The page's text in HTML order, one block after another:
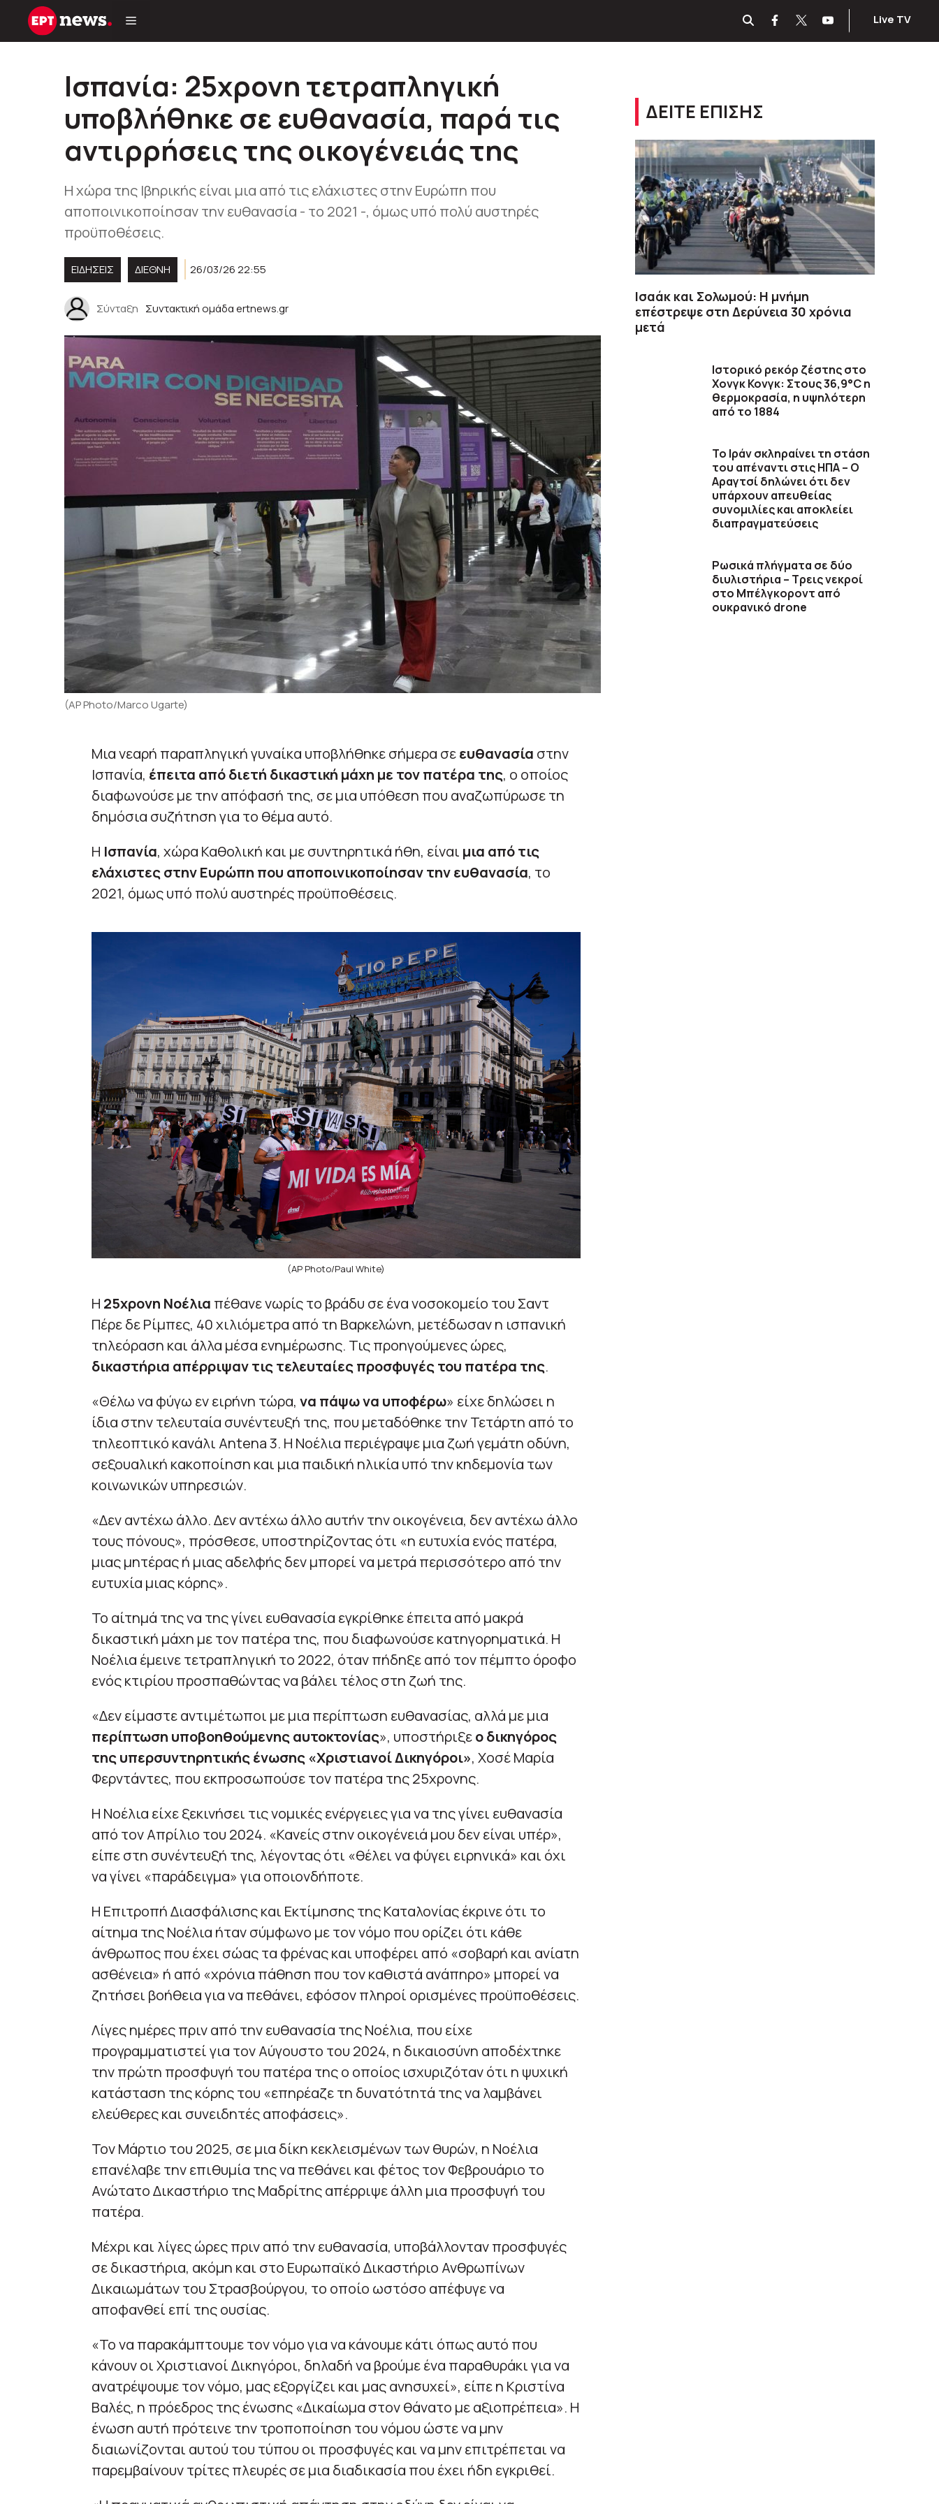
Μετάβαση
Live TV
Ισπανία: 25χρονη τετραπληγική
υποβλήθηκε σε ευθανασία, παρά τις
αντιρρήσεις της οικογένειάς της
Η χώρα της Ιβηρικής είναι μια από τις ελάχιστες στην Ευρώπη που
αποποινικοποίησαν την ευθανασία - το 2021 -, όμως υπό πολύ αυστηρές
προϋποθέσεις.
ΕΙΔΗΣΕΙΣ ΔΙΕΘΝΗ 26/03/26 22:55
Σύνταξη Συντακτική ομάδα ertnews.gr
(AP Photo/Marco Ugarte)
Μια νεαρή παραπληγική γυναίκα υποβλήθηκε σήμερα σεευθανασία στην
Ισπανία, έπειτα από διετή δικαστική μάχη με τον πατέρα της, ο οποίος
διαφωνούσε με την απόφασή της, σε μια υπόθεση που αναζωπύρωσε τη
δημόσια συζήτηση για το θέμα αυτό.
Η Ισπανία, χώρα Καθολική και με συντηρητικά ήθη, είναι μια από τις
ελάχιστες στην Ευρώπη που αποποινικοποίησαν την ευθανασία, το
2021, όμως υπό πολύ αυστηρές προϋποθέσεις.
(AP Photo/Paul White)
Η 25χρονη Νοέλια πέθανε νωρίς το βράδυ σε ένα νοσοκομείο του Σαντ
Πέρε δε Ρίμπες, 40 χιλιόμετρα από τη Βαρκελώνη, μετέδωσαν η ισπανική
τηλεόραση και άλλα μέσα ενημέρωσης. Τις προηγούμενες ώρες,
δικαστήρια απέρριψαν τις τελευταίες προσφυγές του πατέρα της.
«Θέλω να φύγω εν ειρήνη τώρα, να πάψω να υποφέρω» είχε δηλώσει η
ίδια στην τελευταία συνέντευξή της, που μεταδόθηκε την Τετάρτη από το
τηλεοπτικό κανάλι Antena 3. Η Νοέλια περιέγραψε μια ζωή γεμάτη οδύνη,
σεξουαλική κακοποίηση και μια παιδική ηλικία υπό την κηδεμονία των
κοινωνικών υπηρεσιών.
«Δεν αντέχω άλλο. Δεν αντέχω άλλο αυτήν την οικογένεια, δεν αντέχω άλλο
τους πόνους», πρόσθεσε, υποστηρίζοντας ότι «η ευτυχία ενός πατέρα,
μιας μητέρας ή μιας αδελφής δεν μπορεί να μετρά περισσότερο από την
ευτυχία μιας κόρης».
Το αίτημά της να της γίνει ευθανασία εγκρίθηκε έπειτα από μακρά
δικαστική μάχη με τον πατέρα της, που διαφωνούσε κατηγορηματικά. Η
Νοέλια έμεινε τετραπληγική το 2022, όταν πήδηξε από τον πέμπτο όροφο
ενός κτιρίου προσπαθώντας να βάλει τέλος στη ζωή της.
«Δεν είμαστε αντιμέτωποι με μια περίπτωση ευθανασίας, αλλά με μια
περίπτωση υποβοηθούμενης αυτοκτονίας», υποστήριξεο δικηγόρος
της υπερσυντηρητικής ένωσης «Χριστιανοί Δικηγόροι», Χοσέ Μαρία
Φερντάντες, που εκπροσωπούσε τον πατέρα της 25χρονης.
Η Νοέλια είχε ξεκινήσει τις νομικές ενέργειες για να της γίνει ευθανασία
από τον Απρίλιο του 2024. «Κανείς στην οικογένειά μου δεν είναι υπέρ»,
είπε στη συνέντευξή της, λέγοντας ότι «θέλει να φύγει ειρηνικά» και όχι
να γίνει «παράδειγμα» για οποιονδήποτε.
Η Επιτροπή Διασφάλισης και Εκτίμησης της Καταλονίας έκρινε ότι το
αίτημα της Νοέλια ήταν σύμφωνο με τον νόμο που ορίζει ότι κάθε
άνθρωπος που έχει σώας τα φρένας και υποφέρει από «σοβαρή και ανίατη
ασθένεια» ή από «χρόνια πάθηση που τον καθιστά ανάπηρο» μπορεί να
ζητήσει βοήθεια για να πεθάνει, εφόσον πληροί ορισμένες προϋποθέσεις.
Λίγες ημέρες πριν από την ευθανασία της Νοέλια, που είχε
προγραμματιστεί για τον Αύγουστο του 2024, η δικαιοσύνη αποδέχτηκε
την πρώτη προσφυγή του πατέρα της ο οποίος ισχυριζόταν ότι η ψυχική
κατάσταση της κόρης του «επηρέαζε τη δυνατότητά της να λαμβάνει
ελεύθερες και συνειδητές αποφάσεις».
Τον Μάρτιο του 2025, σε μια δίκη κεκλεισμένων των θυρών, η Νοέλια
επανέλαβε την επιθυμία της να πεθάνει και φέτος τον Φεβρουάριο το
Ανώτατο Δικαστήριο της Μαδρίτης απέρριψε άλλη μια προσφυγή του
πατέρα.
Μέχρι και λίγες ώρες πριν από την ευθανασία, υποβάλλονταν προσφυγές
σε δικαστήρια, ακόμη και στο Ευρωπαϊκό Δικαστήριο Ανθρωπίνων
Δικαιωμάτων του Στρασβούργου, το οποίο ωστόσο απέφυγε να
αποφανθεί επί της ουσίας.
«Το να παρακάμπτουμε τον νόμο για να κάνουμε κάτι όπως αυτό που
κάνουν οι Χριστιανοί Δικηγόροι, δηλαδή να βρούμε ένα παραθυράκι για να
ανατρέψουμε τον νόμο, μας εξοργίζει και μας ανησυχεί», είπε η Κριστίνα
Βαλές, η πρόεδρος της ένωσης «Δικαίωμα στον θάνατο με αξιοπρέπεια». Η
ένωση αυτή πρότεινε την τροποποίηση του νόμου ώστε να μην
διαιωνίζονται αυτού του τύπου οι προσφυγές και να μην επιτρέπεται να
παρεμβαίνουν τρίτες πλευρές σε μια διαδικασία που έχει ήδη εγκριθεί.
ΔΕΙΤΕ ΕΠΙΣΗΣ
Ισαάκ και Σολωμού: Η μνήμη
επέστρεψε στη Δερύνεια 30 χρόνια
μετά
Ιστορικό ρεκόρ ζέστης στο
Χονγκ Κονγκ: Στους 36,9°C η
θερμοκρασία, η υψηλότερη
από το 1884
Το Ιράν σκληραίνει τη στάση
του απέναντι στις ΗΠΑ – Ο
Αραγτσί δηλώνει ότι δεν
υπάρχουν απευθείας
συνομιλίες και αποκλείει
διαπραγματεύσεις
Ρωσικά πλήγματα σε δύο
διυλιστήρια – Τρεις νεκροί
στο Μπέλγκοροντ από
ουκρανικό drone